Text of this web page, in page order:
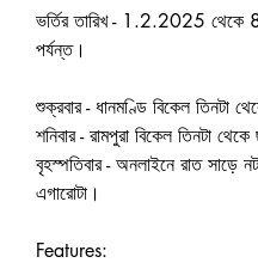
ভর্তির তারিখ - 1.2.2025
পর্যন্ত।
শুক্রবার - ধানমণ্ডি বিকেল তিনটা
শনিবার - রামপুরা বিকেল তিনটা থেকে
বৃহস্পতিবার - অনলাইনে রাত সাড়ে
এগারোটা।
Features: